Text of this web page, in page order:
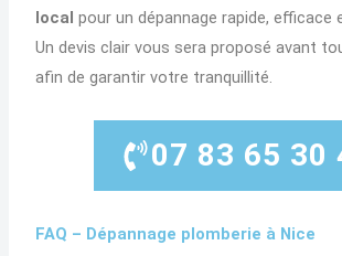
local pour un dépannage rapide, efficace
Un devis clair vous sera proposé avant
afin de garantir votre tranquillité.
07 83 65 30
FAQ – Dépannage plomberie à Nice